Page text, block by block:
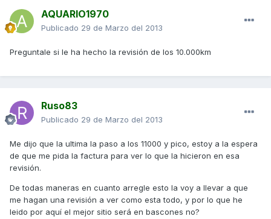
AQUARIO1970
Publicado 29 de Marzo del 2013
Preguntale si le ha hecho la revisión de los 10.000km
Ruso83
Publicado 29 de Marzo del 2013
Me dijo que la ultima la paso a los 11000 y pico, estoy a la espera
de que me pida la factura para ver lo que la hicieron en esa
revisión.
De todas maneras en cuanto arregle esto la voy a llevar a que
me hagan una revisión a ver como esta todo, y por lo que he
leido por aquí el mejor sitio será en bascones no?